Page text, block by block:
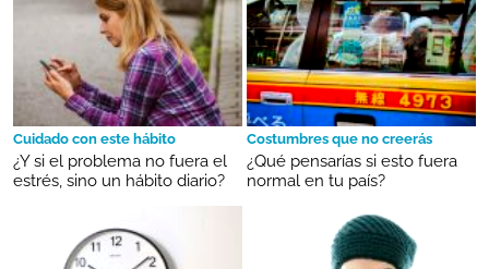
Cuidado con este hábito
¿Y si el problema no fuera el
estrés, sino un hábito diario?
Costumbres que no creerás
¿Qué pensarías si esto fuera
normal en tu país?